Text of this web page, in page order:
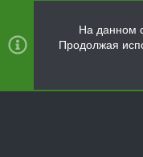
На данном
Продолжая